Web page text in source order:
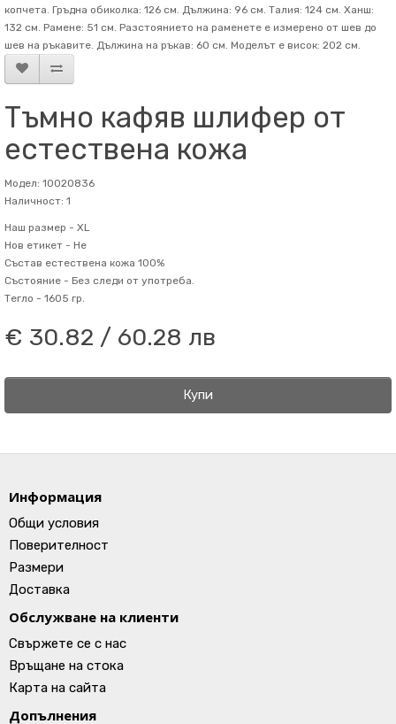
копчета. Гръдна обиколка: 126 см. Дължина: 96 см. Талия: 124 см. Ханш:
132 см. Рамене: 51 см. Разстоянието на раменете е измерено от шев до
шев на ръкавите. Дължина на ръкав: 60 см. Mоделът е висок: 202 см.
Тъмно кафяв шлифер от
естествена кожа
Модел: 10020836
Наличност: 1
Наш размер - XL
Нов етикет - Не
Състав естествена кожа 100%
Състояние - Без следи от употреба.
Тегло - 1605 гр.
€ 30.82 / 60.28 лв
Купи
Информация
Общи условия
Поверителност
Размери
Доставка
Обслужване на клиенти
Свържете се с нас
Връщане на стока
Карта на сайта
Допълнения